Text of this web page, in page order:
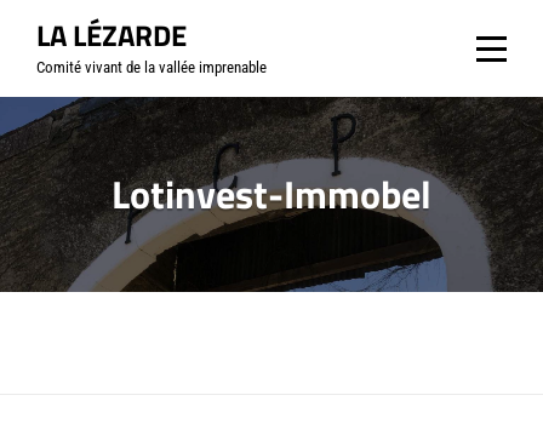
contenu
LA LÉZARDE
Comité vivant de la vallée imprenable
Lotinvest-Immobel